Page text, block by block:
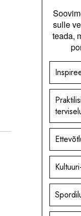
sulle
teada,